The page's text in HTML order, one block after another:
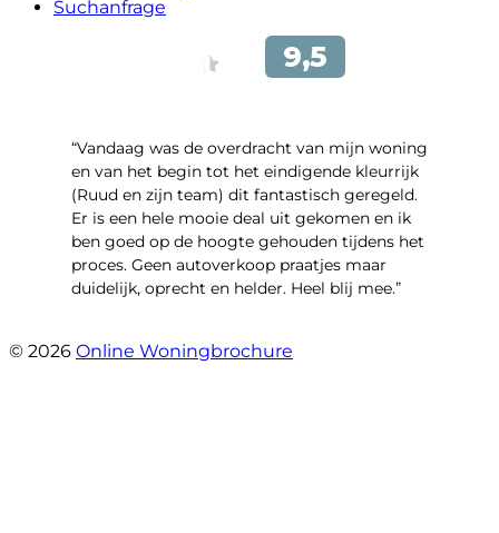
Suchanfrage
“Vandaag was de overdracht van mijn woning
en van het begin tot het eindigende kleurrijk
(Ruud en zijn team) dit fantastisch geregeld.
Er is een hele mooie deal uit gekomen en ik
ben goed op de hoogte gehouden tijdens het
proces. Geen autoverkoop praatjes maar
duidelijk, oprecht en helder. Heel blij mee.”
© 2026 Online Woningbrochure